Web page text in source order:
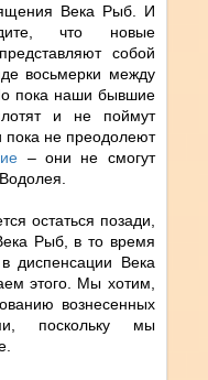
Века Рыб. И
что новые
собой
восьмерки между
пока наши бывшие
и не поймут
пока не преодолеют
– они не смогут
остаться позади,
Рыб, в то время
диспенсации Века
этого. Мы хотим,
вознесенных
поскольку мы